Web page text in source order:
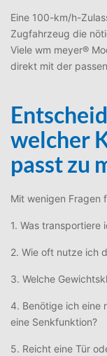
Eine 100-km/h-
Zugfahrzeug die
Viele wm meyer®
direkt mit der
welcher
passt zu
Mit wenigen Fragen
1. Was transportiere
2. Wie oft nutze ich
3. Welche
4. Benötige ich eine
eine Senkfunktion?
5. Reicht eine Tür